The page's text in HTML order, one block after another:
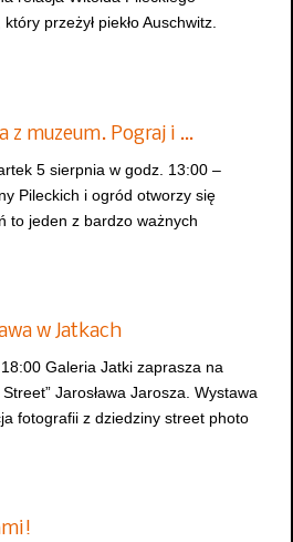
przeżył piekło Auschwitz.
z muzeum. Pograj i …
5 sierpnia w godz. 13:00 –
Pileckich i ogród otworzy się
to jeden z bardzo ważnych
w Jatkach
Galeria Jatki zaprasza na
Jarosława Jarosza. Wystawa
fotografii z dziedziny street photo